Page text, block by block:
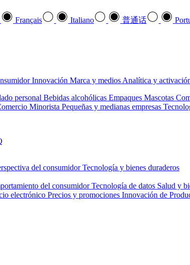
Français Italiano 普通话
Innovación Marca y medios Analítica y
personal Bebidas alcohólicas Empaques Mascotas
Minorista Pequeñas y medianas empresas
del consumidor Tecnología y bienes duraderos
del consumidor Tecnología de datos Salud y
electrónico Precios y promociones Innovación de